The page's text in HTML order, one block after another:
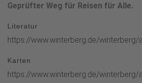
Geprüfter Weg für Reisen für Alle.
Literatur
https://www.winterberg.de/
Karten
https://www.winterberg.de/